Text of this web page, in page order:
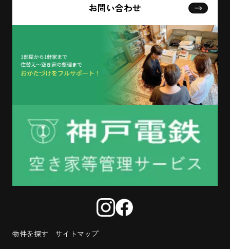
お問い合わせ
物件を探す
サイトマップ